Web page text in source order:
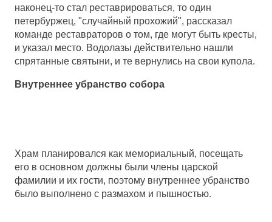
наконец-то стал реставрироваться, то один
петербуржец, "случайный прохожий", рассказал
команде реставраторов о том, где могут быть кресты,
и указал место. Водолазы действительно нашли
спрятанные святыни, и те вернулись на свои купола.
Внутреннее убранство собора
Храм планировался как мемориальный, посещать
его в основном должны были члены царской
фамилии и их гости, поэтому внутреннее убранство
было выполнено с размахом и пышностью.